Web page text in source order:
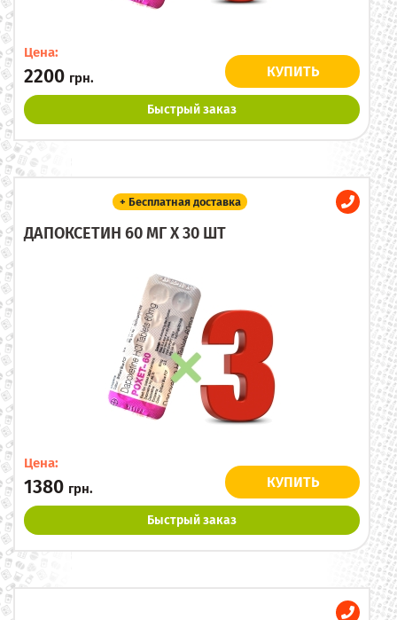
Цена:
2200 грн. КУПИТЬ
Быстрый заказ
+ Бесплатная доставка
ДАПОКСЕТИН 60 МГ X 30 ШТ
Цена:
1380 грн. КУПИТЬ
Быстрый заказ